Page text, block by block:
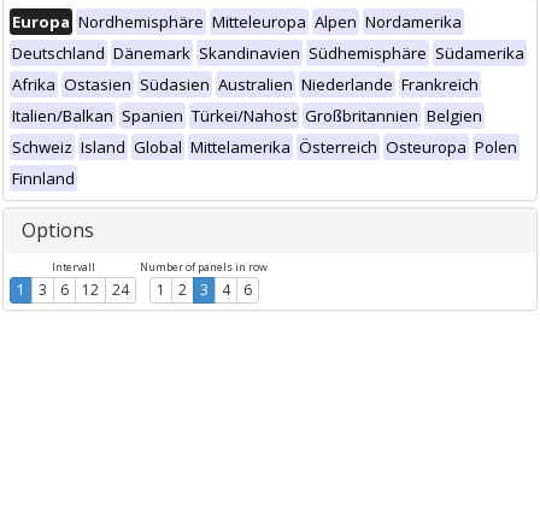
Europa Nordhemisphäre Mitteleuropa Alpen Nordamerika
Deutschland Dänemark Skandinavien Südhemisphäre Südamerika
Afrika Ostasien Südasien Australien Niederlande Frankreich
Italien/Balkan Spanien Türkei/Nahost Großbritannien Belgien
Schweiz Island Global Mittelamerika Österreich Osteuropa Polen
Finnland
Options
Intervall
1 3 6 12 24
Number of panels in row
1 2 3 4 6